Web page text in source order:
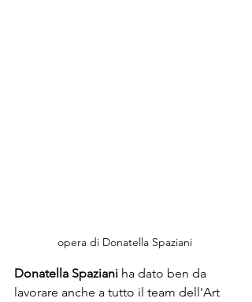
opera di Donatella Spaziani
Donatella Spaziani ha dato ben da
lavorare anche a tutto il team dell'Art